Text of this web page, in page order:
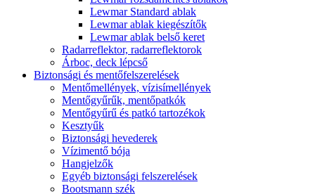
Lewmar Standard ablak
Lewmar ablak kiegészítők
Lewmar ablak belső keret
Radarreflektor, radarreflektorok
Árboc, deck lépcső
Biztonsági és mentőfelszerelések
Mentőmellények, vízisímellények
Mentőgyűrűk, mentőpatkók
Mentőgyűrű és patkó tartozékok
Kesztyűk
Biztonsági hevederek
Vízimentő bója
Hangjelzők
Egyéb biztonsági felszerelések
Bootsmann szék